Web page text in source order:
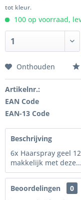
tot kleur.
100 op voorraad,
Onthouden
Artikelnr.:
EAN Code
EAN-13 Code
Beschrijving
6x Haarspray geel
makkelijk met deze...
Beoordelingen
0